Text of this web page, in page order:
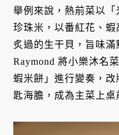
舉例來說，熱前菜以
珍珠米，以番紅花、
炙過的生干貝，旨味
Raymond 將小樂沐名
蝦米餅」進行變奏，
匙海膽，成為主菜上桌